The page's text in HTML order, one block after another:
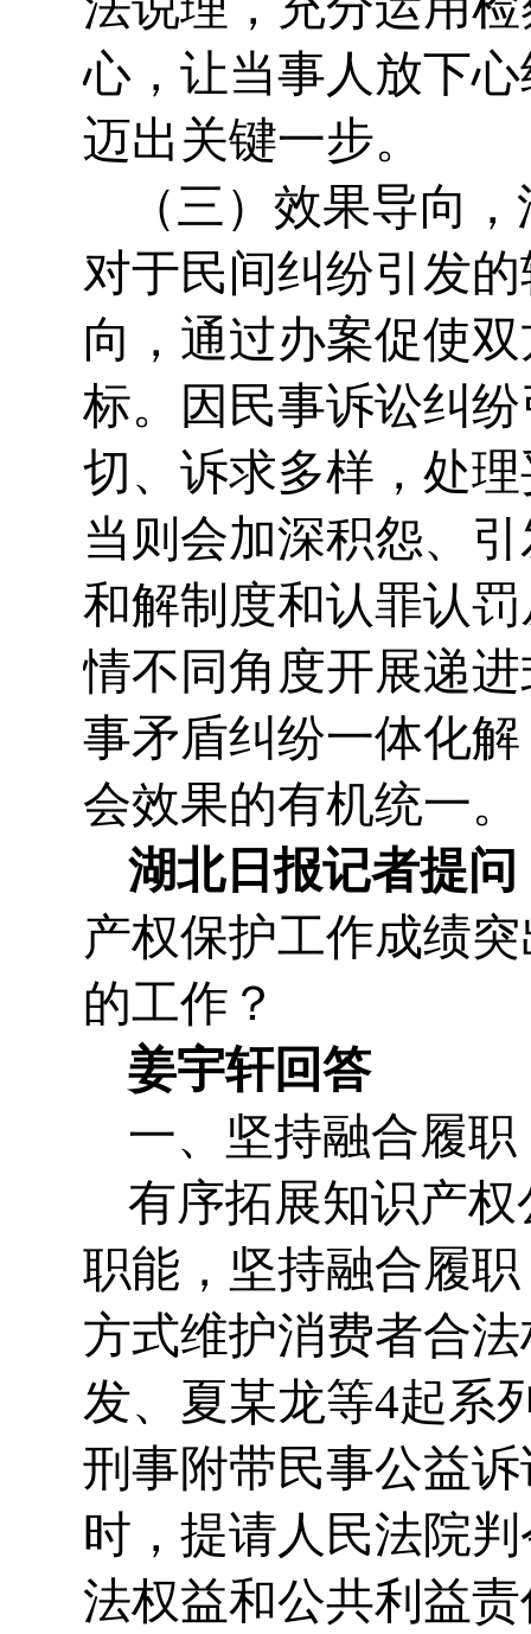
心，让当事人放下
迈出关键一步。
（三）效果导向
对于民间纠纷引发
向，通过办案促使
标。因民事诉讼纠
切、诉求多样，处
当则会加深积怨、
和解制度和认罪认
情不同角度开展递
事矛盾纠纷一体化
会效果的有机统一。
湖北日报记者提问
产权保护工作成绩
的工作？
姜宇轩回答
一、坚持融合履
有序拓展知识产
职能，坚持融合履
方式维护消费者合
发、夏某龙等4起系
刑事附带民事公益
时，提请人民法院
法权益和公共利益